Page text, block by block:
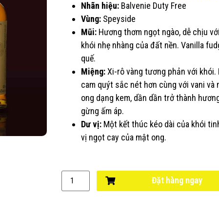
Nhãn hiệu: Balvenie Duty Free
Vùng: Speyside
Mũi: Hương thơm ngọt ngào, dễ chịu
khói nhẹ nhàng của đất nền. Vanilla
quế.
Miệng:Xi-rô vàng tương phản với khói.
cam quýt sắc nét hơn cùng với vani và
ong dạng kem, dần dần trở thành
gừng ấm áp.
Dư vị: Một kết thúc kéo dài của khói
vị ngọt cay của mật ong.
Đặt hàng ngay